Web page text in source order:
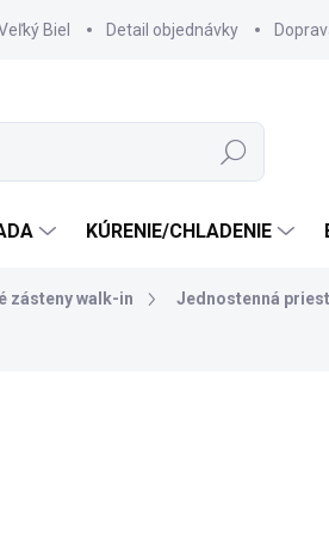
Biel Detail objednávky
Hľadať
KÚRENIE/CHLADENIE
zásteny walk-in
Jednostenná